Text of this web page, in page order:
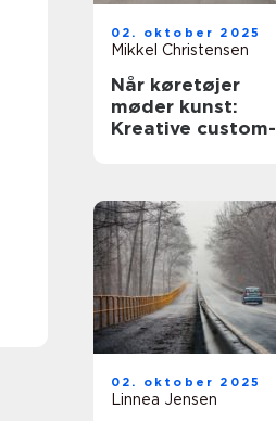
02. oktober 2025
Mikkel Christensen
Når køretøjer
møder kunst:
Kreative custom-
02. oktober 2025
Linnea Jensen